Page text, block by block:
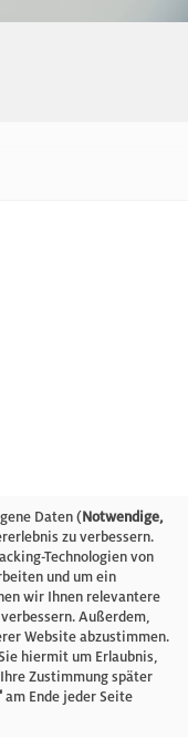
Daten (Notwendige,
zu verbessern.
Technologien von
und um ein
wir Ihnen relevantere
Außerdem,
Website abzustimmen.
hiermit um Erlaubnis,
Zustimmung später
am Ende jeder Seite